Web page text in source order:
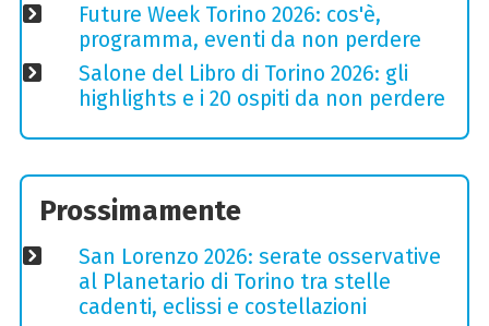
Future Week Torino 2026: cos'è,
programma, eventi da non perdere
Salone del Libro di Torino 2026: gli
highlights e i 20 ospiti da non perdere
Prossimamente
San Lorenzo 2026: serate osservative
al Planetario di Torino tra stelle
cadenti, eclissi e costellazioni